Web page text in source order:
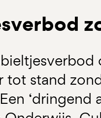
tot stand
‘dringend